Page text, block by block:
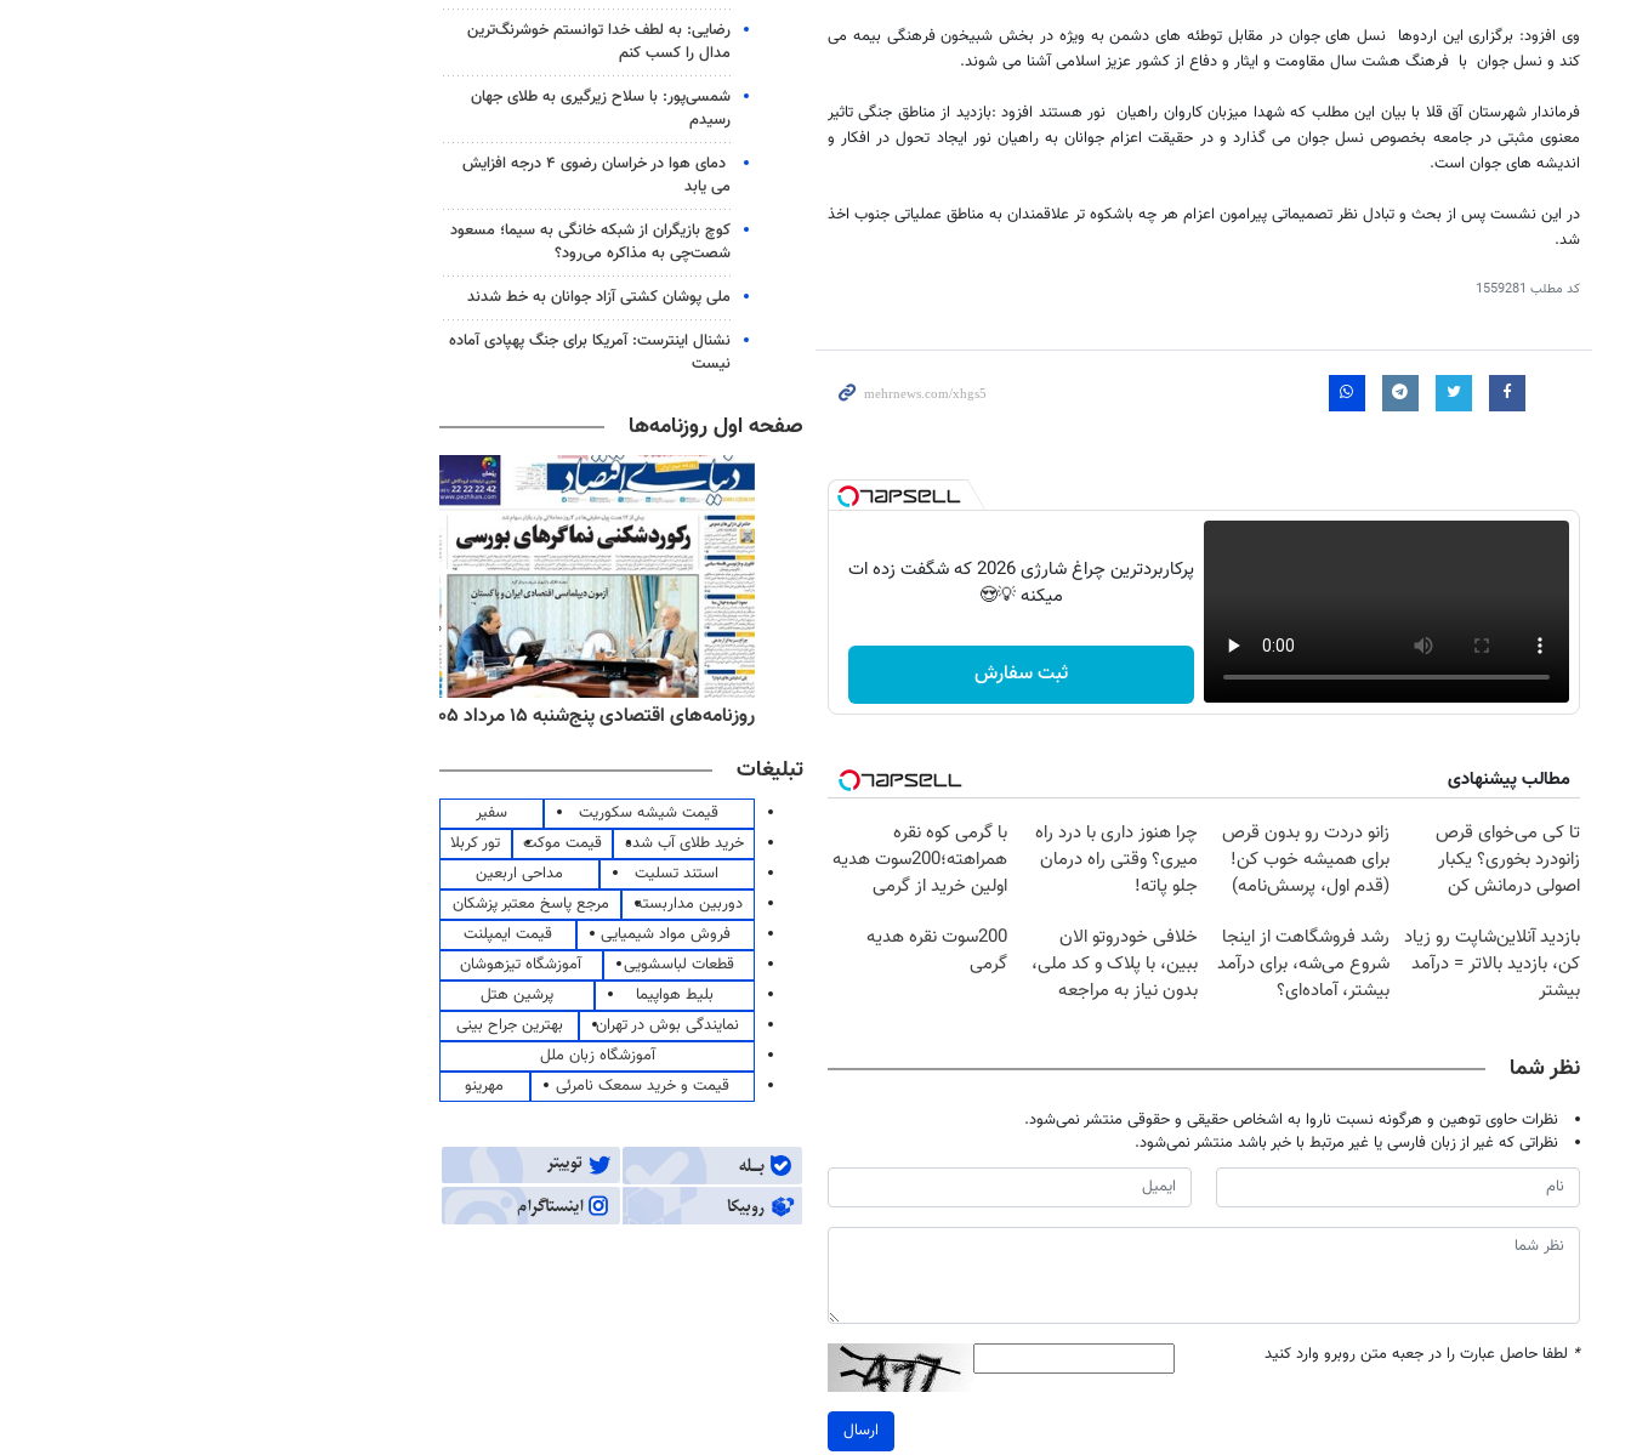
وی افزود: برگزاری این اردوها نسل های جوان در مقابل توطئه های دشمن به ویژه در بخش شبیخون فرهنگی بیمه می
کند و نسل جوان با فرهنگ هشت سال مقاومت و ایثار و دفاع از کشور عزیز اسلامی آشنا می شوند.
فرماندار شهرستان آق قلا با بیان این مطلب که شهدا میزبان کاروان راهیان نور هستند افزود :بازدید از مناطق جنگی تاثیر
معنوی مثبتی در جامعه بخصوص نسل جوان می گذارد و در حقیقت اعزام جوانان به راهیان نور ایجاد تحول در افکار و
اندیشه های جوان است.
در این نشست پس از بحث و تبادل نظر تصمیماتی پیرامون اعزام هر چه باشکوه تر علاقمندان به مناطق عملیاتی جنوب اخذ
شد.
کد مطلب 1559281
پرکاربردترین چراغ شارژی 2026 که شگفت زده ات
میکنه 💡😍
ثبت سفارش
مطالب پیشنهادی
تا کی می‌خوای قرص
زانودرد بخوری؟ یکبار
اصولی درمانش کن
زانو دردت رو بدون قرص
برای همیشه خوب کن!
(قدم اول، پرسش‌نامه)
چرا هنوز داری با درد راه
میری؟ وقتی راه درمان
جلو پاته!
با گرمی کوه نقره
همراهته؛200سوت هدیه
اولین خرید از گرمی
بازدید آنلاین‌شاپت رو زیاد
کن، بازدید بالاتر = درآمد
بیشتر
رشد فروشگاهت از اینجا
شروع می‌شه، برای درآمد
بیشتر، آماده‌ای؟
خلافی خودروتو الان
ببین، با پلاک و کد ملی،
بدون نیاز به مراجعه
200سوت نقره هدیه
گرمی
نظر شما
نظرات حاوی توهین و هرگونه نسبت ناروا به اشخاص حقیقی و حقوقی منتشر نمی‌شود.
نظراتی که غیر از زبان فارسی یا غیر مرتبط با خبر باشد منتشر نمی‌شود.
* لطفا حاصل عبارت را در جعبه متن روبرو وارد کنید
ارسال
رضایی: به لطف خدا توانستم خوشرنگ‌ترین
مدال را کسب کنم
شمسی‌پور: با سلاح زیرگیری به طلای جهان
رسیدم
دمای هوا در خراسان رضوی ۴ درجه افزایش
می یابد
کوچ بازیگران از شبکه خانگی به سیما؛ مسعود
شصت‌چی به مذاکره می‌رود؟
ملی پوشان کشتی آزاد جوانان به خط شدند
نشنال اینترست: آمریکا برای جنگ پهپادی آماده
نیست
صفحه اول روزنامه‌ها
روزنامه‌های صبح پنج‌شنبه ۱۵ مرداد ۱۴۰۵ روزنامه‌های ورزشی پنج‌شنبه ۱۵ مرداد ۱۴۰۵ روزنامه‌های اقتصادی پنج‌شنبه ۱۵ مرداد ۱۴۰۵
تبلیغات
قیمت شیشه سکوریت
سفیر
خرید طلای آب شده
قیمت موکت
تور کربلا
استند تسلیت
مداحی اربعین
دوربین مداربسته
مرجع پاسخ معتبر پزشکان
فروش مواد شیمیایی
قیمت ایمپلنت
قطعات لباسشویی
آموزشگاه تیزهوشان
بلیط هواپیما
پرشین هتل
نمایندگی بوش در تهران
بهترین جراح بینی
آموزشگاه زبان ملل
قیمت و خرید سمعک نامرئی
مهرینو